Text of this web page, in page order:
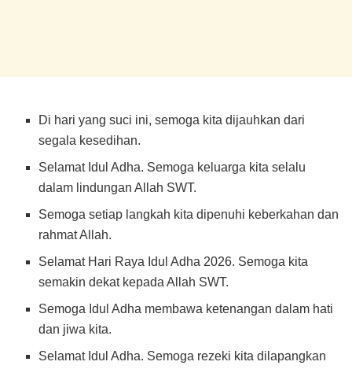
Di hari yang suci ini, semoga kita dijauhkan dari
segala kesedihan.
Selamat Idul Adha. Semoga keluarga kita selalu
dalam lindungan Allah SWT.
Semoga setiap langkah kita dipenuhi keberkahan dan
rahmat Allah.
Selamat Hari Raya Idul Adha 2026. Semoga kita
semakin dekat kepada Allah SWT.
Semoga Idul Adha membawa ketenangan dalam hati
dan jiwa kita.
Selamat Idul Adha. Semoga rezeki kita dilapangkan